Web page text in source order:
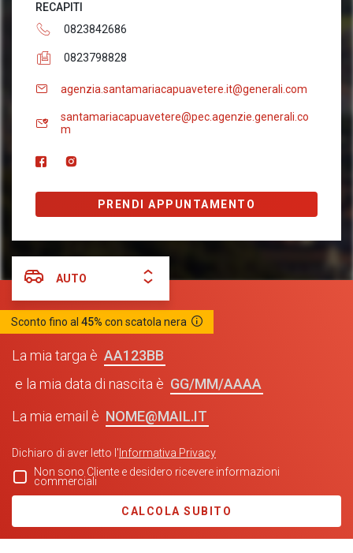
RECAPITI
0823842686
0823798828
agenzia.santamariacapuavetere.it@generali.com
santamariacapuavetere@pec.agenzie.generali.co
m
PRENDI APPUNTAMENTO
AUTO
Sconto fino al 45% con scatola nera
La mia targa è
AA123BB
e la mia data di nascita è
GG/MM/AAAA
La mia email è NOME@MAIL.IT
Dichiaro di aver letto l' Informativa Privacy
Non sono Cliente e desidero ricevere informazioni
commerciali
CALCOLA SUBITO